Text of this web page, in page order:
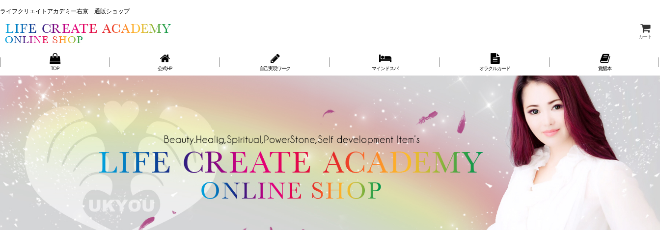
ライフクリエイトアカデミー右京 通販ショップ
カート
TOP 公式HP 自己実現ワーク マインドスパ オラクルカード 覚醒本